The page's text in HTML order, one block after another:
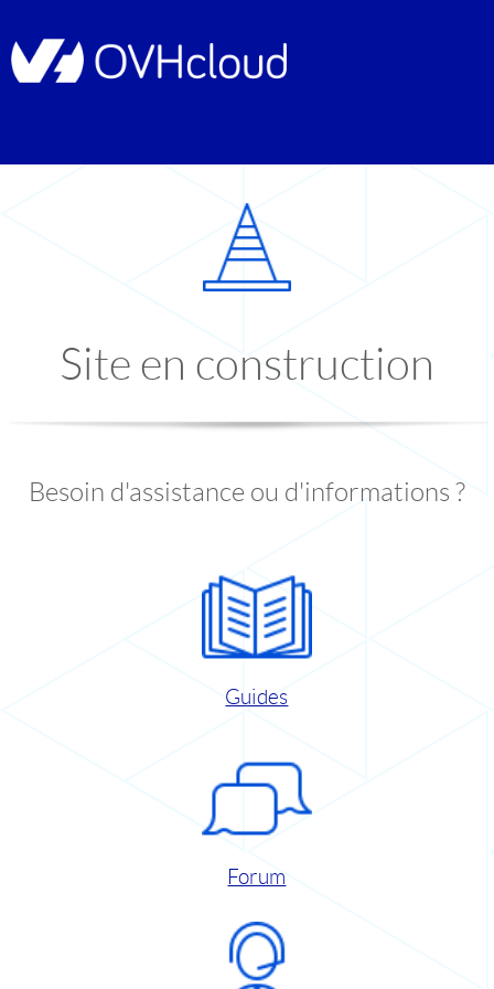
Site en construction
Besoin d'assistance ou d'informations ?
Guides
Forum